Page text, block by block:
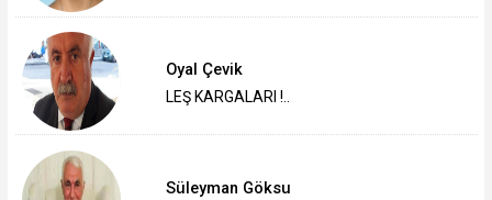
Oyal Çevik
LEŞ KARGALARI !..
Süleyman Göksu